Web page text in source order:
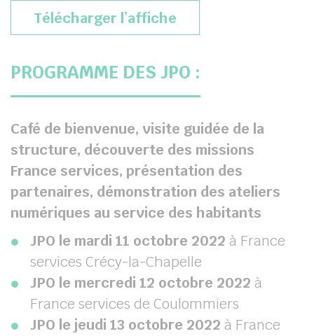
Télécharger l’affiche
PROGRAMME DES JPO :
Café de bienvenue, visite guidée de la
structure, découverte des missions
France services, présentation des
partenaires, démonstration des ateliers
numériques au service des habitants
JPO le mardi 11 octobre 2022 à France
services Crécy-la-Chapelle
JPO le mercredi 12 octobre 2022 à
France services de Coulommiers
JPO le jeudi 13 octobre 2022 à France